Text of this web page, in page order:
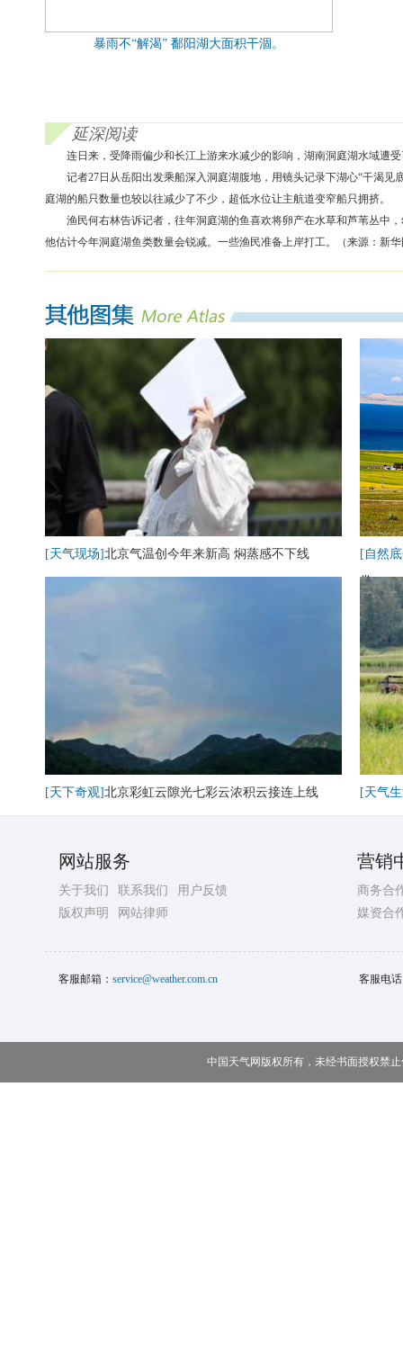
暴雨不“解渴” 鄱阳湖大面积干涸。
延深阅读
连日来，受降雨偏少和长江上游来水减少的影响，湖南洞庭湖水域遭
记者27日从岳阳出发乘船深入洞庭湖腹地，用镜头记录下湖心“干渴
庭湖的船只数量也较以往减少了不少，超低水位让主航道变窄船只拥挤。
渔民何右林告诉记者，往年洞庭湖的鱼喜欢将卵产在水草和芦苇丛中
他估计今年洞庭湖鱼类数量会锐减。一些渔民准备上岸打工。（来源：新
[天气现场]北京气温创今年来新高 焖蒸感不下线
[自然
卷
[天下奇观]北京彩虹云隙光七彩云浓积云接连上线 [天气
网站服务
关于我们 联系我们
用户反馈
版权声明
网站律师
营销
商务合
媒资合
客服邮箱： service@weather.com.cn 客服电
中国天气网版权所有，未经书面授权